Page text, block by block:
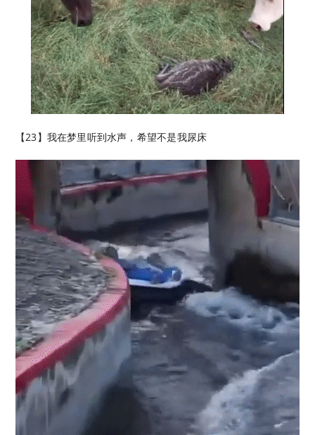
【23】我在梦里听到水声，希望不是我尿床